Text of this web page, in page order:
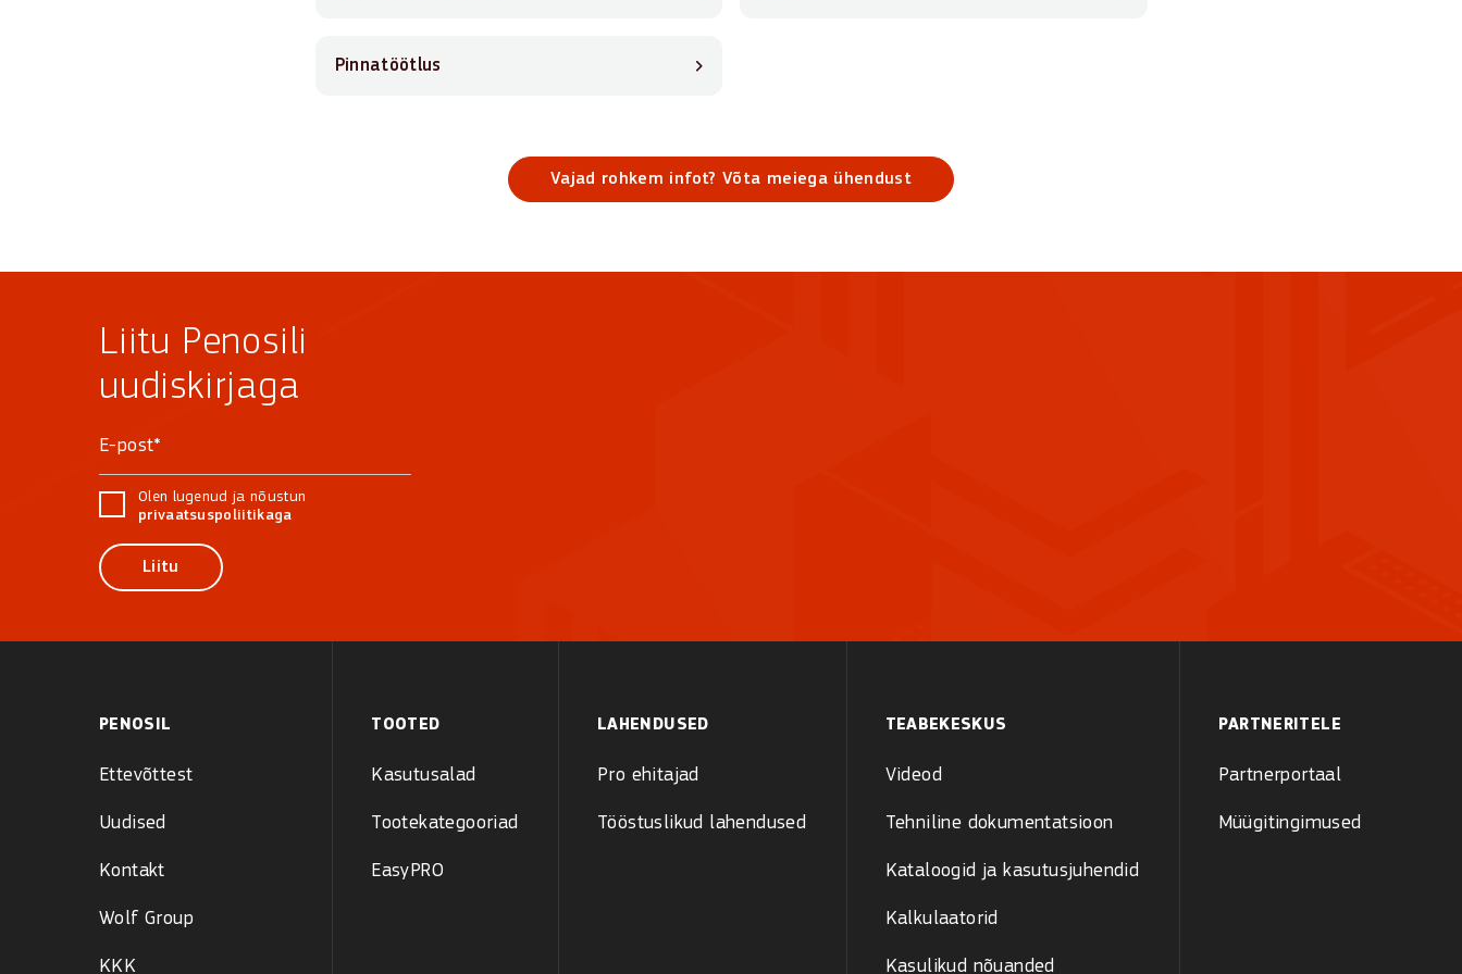
Pinnatöötlus
Vajad rohkem infot? Võta meiega ühendust
Liitu Penosili
uudiskirjaga
Olen lugenud ja nõustun
privaatsuspoliitikaga
Liitu
PENOSIL
Ettevõttest
Uudised
Kontakt
Wolf Group
KKK
TOOTED
Kasutusalad
Tootekategooriad
EasyPRO
LAHENDUSED
Pro ehitajad
Tööstuslikud lahendused
TEABEKESKUS
Videod
Tehniline dokumentatsioon
Kataloogid ja kasutusjuhendid
Kalkulaatorid
Kasulikud nõuanded
PARTNERITELE
Partnerportaal
Müügitingimused